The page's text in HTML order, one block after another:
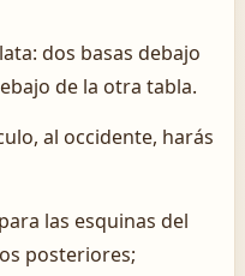
dos basas debajo
de la otra tabla.
al occidente, harás
las esquinas del
posteriores;